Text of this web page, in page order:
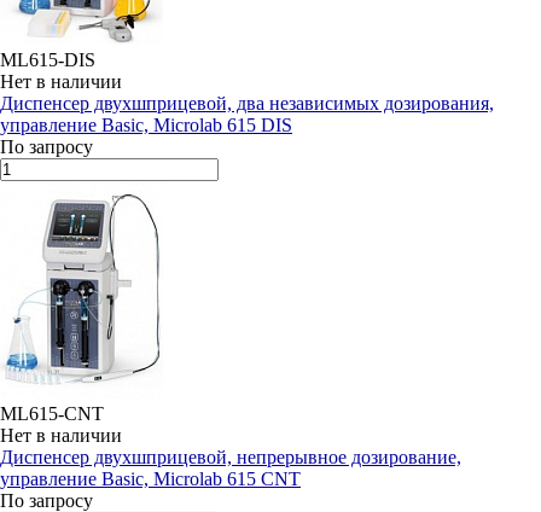
ML615-DIS
Нет в наличии
Диспенсер двухшприцевой, два независимых дозирования,
управление Basic, Microlab 615 DIS
По запросу
ML615-CNT
Нет в наличии
Диспенсер двухшприцевой, непрерывное дозирование,
управление Basic, Microlab 615 CNT
По запросу